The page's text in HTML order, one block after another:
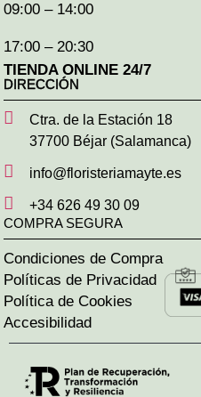
09:00 – 14:00
17:00 – 20:30
TIENDA ONLINE 24/7
DIRECCIÓN
Ctra. de la Estación 18
37700 Béjar (Salamanca)
info@floristeriamayte.es
+34 626 49 30 09
COMPRA SEGURA
Condiciones de Compra
Políticas de Privacidad
Política de Cookies
Accesibilidad